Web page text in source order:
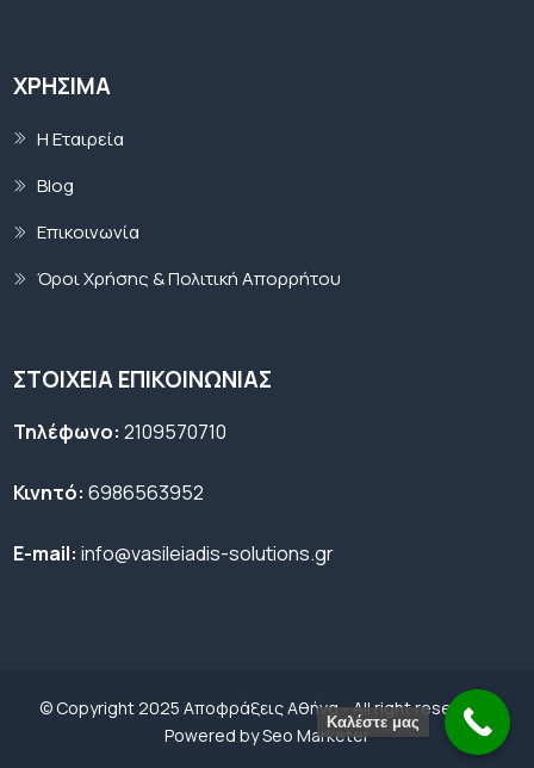
ΧΡΉΣΙΜΑ
Η Εταιρεία
Blog
Επικοινωνία
Όροι Χρήσης & Πολιτική Απορρήτου
ΣΤΟΙΧΕΙΑ ΕΠΙΚΟΙΝΩΝΙΑΣ
Τηλέφωνο: 2109570710
Κινητό: 6986563952
E-mail: info@vasileiadis-solutions.gr
© Copyright 2025 Αποφράξεις Αθήνα - All right reserved |
Powered bySeo Marketer
Καλέστε μας